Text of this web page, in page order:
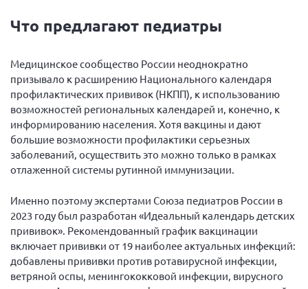
Общероссийская РС
Алтайский край
Архангельская область
Брянская область
Волгоградская область
Воронежская область
Ивановская область
Калининградская область
Что предлагают педиатры
Медицинское сообщество России неоднократно
призывало к расширению Национального календаря
профилактических прививок (НКПП), к использованию
возможностей региональных календарей и, конечно, к
информированию населения. Хотя вакцины и дают
большие возможности профилактики серьезных
заболеваний, осуществить это можно только в рамках
отлаженной системы рутинной иммунизации.
Именно поэтому экспертами Союза педиатров России в
2023 году был разработан «Идеальный календарь детских
прививок». Рекомендованный график вакцинации
включает прививки от 19 наиболее актуальных инфекций:
добавлены прививки против ротавирусной инфекции,
ветряной оспы, менингококковой инфекции, вирусного